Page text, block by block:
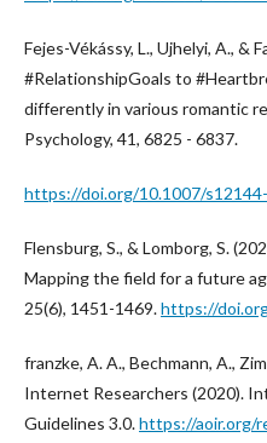
Fejes-Vékássy, L., Ujhelyi, A., &
#RelationshipGoals to
differently in various romantic
Psychology, 41, 6825 - 6837.
https://doi.org/10.1007/
Flensburg, S., & Lomborg, S.
Mapping the field for a future
25(6), 1451-1469.https://
franzke, A. A., Bechmann, A.,
Internet Researchers (2020).
Guidelines 3.0.https://aoir.org/